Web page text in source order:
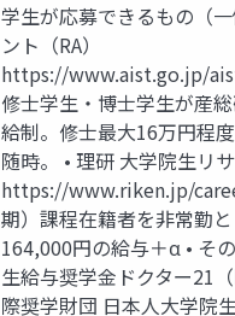
学生が応募できるもの（
ント（RA）
https://www.aist.go.jp/
修士学生・博士学生が産
給制。修士最大16万円程
随時。 • 理研 大学院生リ
https://www.riken.jp/
期）課程在籍者を非常勤
164,000円の給与＋α • そ
生給与奨学金ドクター21
際奨学財団 日本人大学院